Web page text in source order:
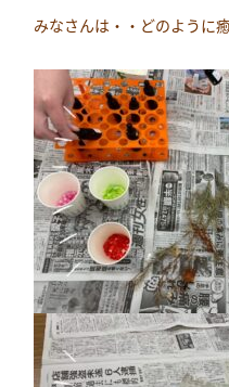
みなさんは・・どのように